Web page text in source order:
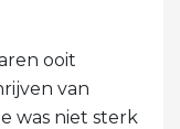
ooit
van
was niet sterk